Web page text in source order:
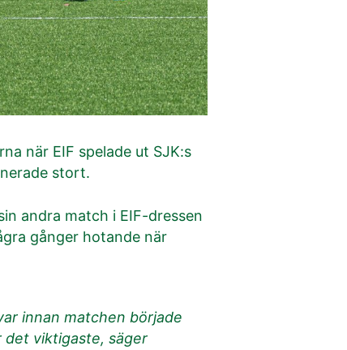
när EIF spelade ut SJK:s
stort.
andra match i EIF-dressen
gånger hotande när
innan matchen började
det viktigaste, säger